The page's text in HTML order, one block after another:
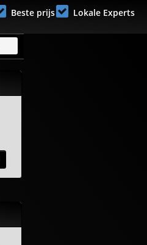
Beste prijs Lokale Experts